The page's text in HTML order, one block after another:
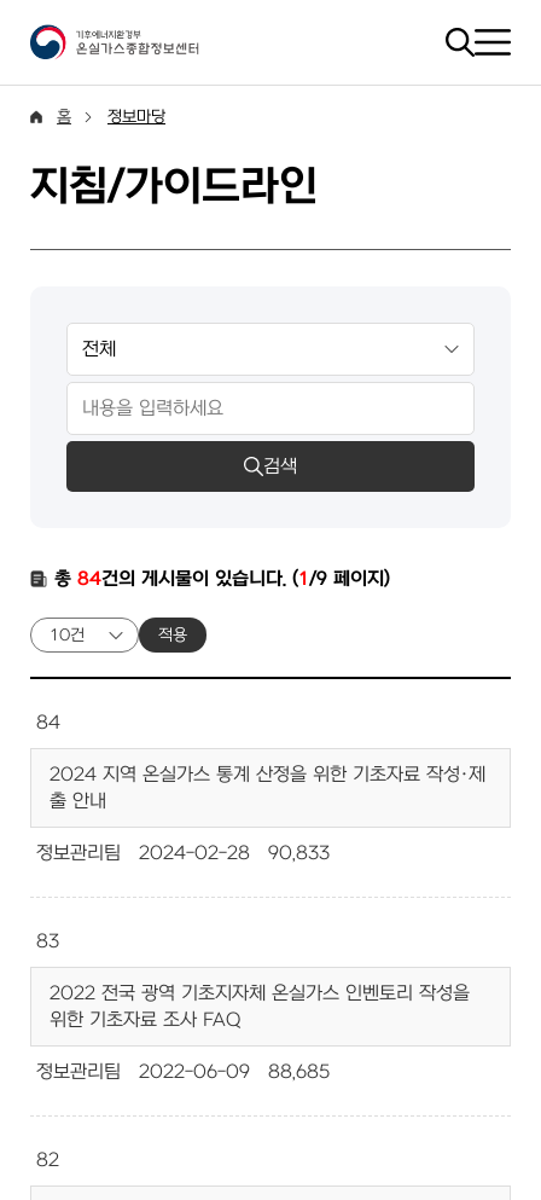
홈 정보마당
지침/가이드라인
검색
총 84건의 게시물이 있습니다. (1/9 페이지)
적용
84
2024 지역 온실가스 통계 산정을 위한 기초자료 작성·제
출 안내
정보관리팀 2024-02-28 90,833
83
2022 전국 광역 기초지자체 온실가스 인벤토리 작성을
위한 기초자료 조사 FAQ
정보관리팀 2022-06-09 88,685
82